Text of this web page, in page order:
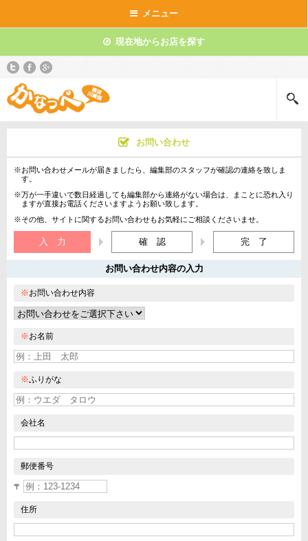
メニュー
現在地からお店を探す
お問い合わせ
※お問い合わせメールが届きましたら、編集部のスタッフが確認の連絡を致しま
す。
※万が一手違いで数日経過しても編集部から連絡がない場合は、まことに恐れ入り
ますが直接お電話くださいますようお願い致します。
※その他、サイトに関するお問い合わせもお気軽にご相談くださいませ。
入 力 確 認 完 了
お問い合わせ内容の入力
※お問い合わせ内容
※お名前
※ふりがな
会社名
郵便番号
〒
住所